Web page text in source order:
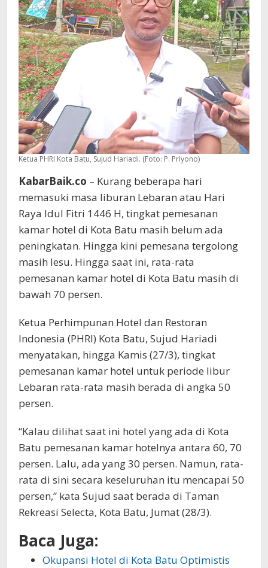
Ketua PHRI Kota Batu, Sujud Hariadi. (Foto: P. Priyono)
KabarBaik.co – Kurang beberapa hari
memasuki masa liburan Lebaran atau Hari
Raya Idul Fitri 1446 H, tingkat pemesanan
kamar hotel di Kota Batu masih belum ada
peningkatan. Hingga kini pemesana tergolong
masih lesu. Hingga saat ini, rata-rata
pemesanan kamar hotel di Kota Batu masih di
bawah 70 persen.
Ketua Perhimpunan Hotel dan Restoran
Indonesia (PHRI) Kota Batu, Sujud Hariadi
menyatakan, hingga Kamis (27/3), tingkat
pemesanan kamar hotel untuk periode libur
Lebaran rata-rata masih berada di angka 50
persen.
“Kalau dilihat saat ini hotel yang ada di Kota
Batu pemesanan kamar hotelnya antara 60, 70
persen. Lalu, ada yang 30 persen. Namun, rata-
rata di sini secara keseluruhan itu mencapai 50
persen,” kata Sujud saat berada di Taman
Rekreasi Selecta, Kota Batu, Jumat (28/3).
Baca Juga:
Okupansi Hotel di Kota Batu Optimistis